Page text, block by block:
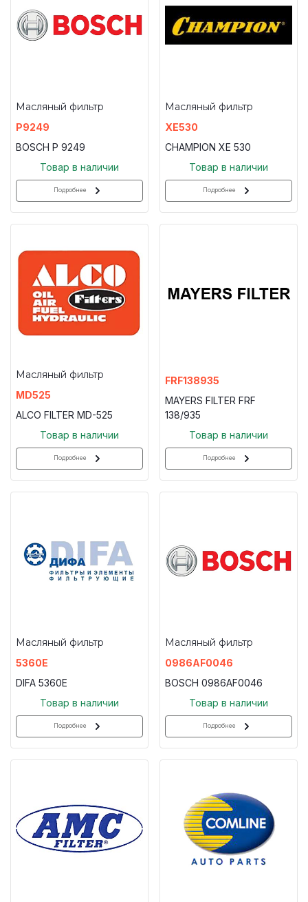
Масляный фильтр
P9249
BOSCH P 9249
Товар в наличии
Подробнее
Масляный фильтр
XE530
CHAMPION XE 530
Товар в наличии
Подробнее
Масляный фильтр
MD525
ALCO FILTER MD-525
Товар в наличии
Подробнее
FRF138935
MAYERS FILTER FRF
138/935
Товар в наличии
Подробнее
Масляный фильтр
5360E
DIFA 5360E
Товар в наличии
Подробнее
Масляный фильтр
0986AF0046
BOSCH 0986AF0046
Товар в наличии
Подробнее